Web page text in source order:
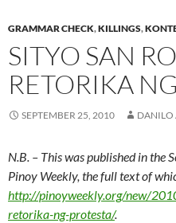
GRAMMAR CHECK,KILLINGS,
SITYO SAN
RETORIKA
SEPTEMBER 25, 2010 DANILO
N.B. – This was published in the
Pinoy Weekly, the full text of
http://pinoyweekly.org/new/
retorika-ng-protesta/.